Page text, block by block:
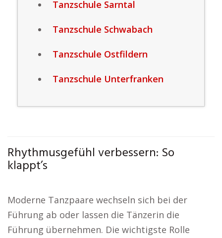
Tanzschule Sarntal
Tanzschule Schwabach
Tanzschule Ostfildern
Tanzschule Unterfranken
Rhythmusgefühl verbessern: So
klappt’s
Moderne Tanzpaare wechseln sich bei der
Führung ab oder lassen die Tänzerin die
Führung übernehmen. Die wichtigste Rolle